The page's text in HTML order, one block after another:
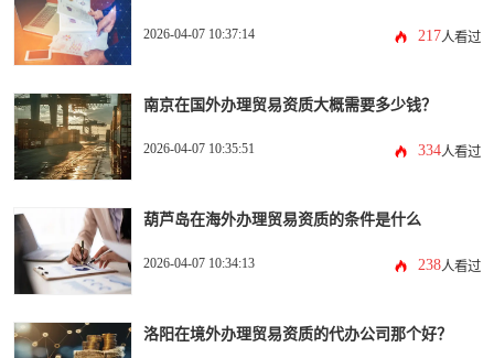
2026-04-07 10:37:14 217人看过
南京在国外办理贸易资质大概需要多少钱？
2026-04-07 10:35:51 334人看过
葫芦岛在海外办理贸易资质的条件是什么
2026-04-07 10:34:13 238人看过
洛阳在境外办理贸易资质的代办公司那个好？